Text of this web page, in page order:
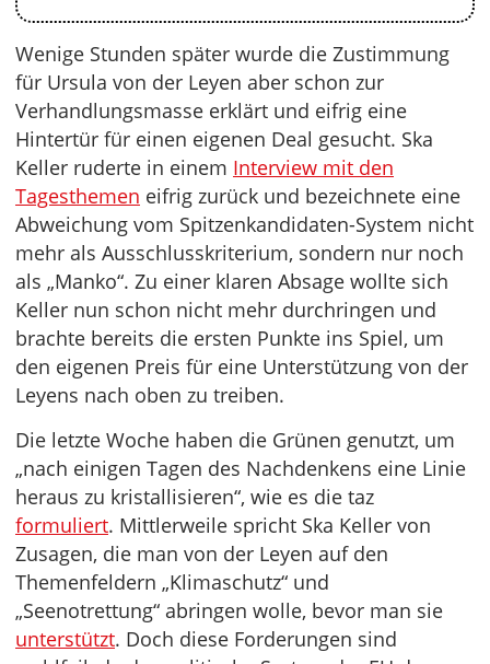
Wenige Stunden später wurde die Zustimmung
für Ursula von der Leyen aber schon zur
Verhandlungsmasse erklärt und eifrig eine
Hintertür für einen eigenen Deal gesucht. Ska
Keller ruderte in einem Interview mit den
Tagesthemen eifrig zurück und bezeichnete eine
Abweichung vom Spitzenkandidaten-System nicht
mehr als Ausschlusskriterium, sondern nur noch
als „Manko“. Zu einer klaren Absage wollte sich
Keller nun schon nicht mehr durchringen und
brachte bereits die ersten Punkte ins Spiel, um
den eigenen Preis für eine Unterstützung von der
Leyens nach oben zu treiben.
Die letzte Woche haben die Grünen genutzt, um
„nach einigen Tagen des Nachdenkens eine Linie
heraus zu kristallisieren“, wie es die taz
formuliert. Mittlerweile spricht Ska Keller von
Zusagen, die man von der Leyen auf den
Themenfeldern „Klimaschutz“ und
„Seenotrettung“ abringen wolle, bevor man sie
unterstützt. Doch diese Forderungen sind